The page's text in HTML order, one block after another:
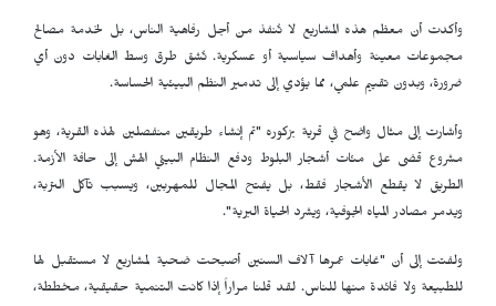
وأكدت أن معظم هذه المشاريع لا تُنفذ من أجل رفاهية الناس، بل لخدمة مصالح
مجموعات معينة وأهداف سياسية أو عسكرية. تُشق طرق وسط الغابات دون أي
ضرورة، وبدون تقييم علمي، مما يؤدي إلى تدمير النظم البيئية الحساسة.
وأشارت إلى مثال واضح في قرية بزكوره "تم إنشاء طريقين منفصلين لهذه القرية، وهو
مشروع قضى على مئات أشجار البلوط ودفع النظام البيئي الهش إلى حافة الأزمة.
الطريق لا يقطع الأشجار فقط، بل يفتح المجال للمهربين، ويسبب تآكل التربة،
ويدمر مصادر المياه الجوفية، ويشرد الحياة البرية".
ولفتت إلى أن "غابات عمرها آلاف السنين أصبحت ضحية لمشاريع لا مستقبل لها
للطبيعة ولا فائدة منها للناس. لقد قلنا مراراً إذا كانت التنمية حقيقية، مخططة،